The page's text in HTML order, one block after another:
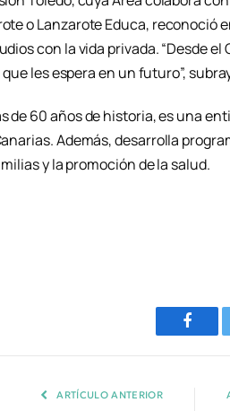
o Lanzarote Educa, reconoció
con la vida privada. “Desde
les espera en un futuro”,
de 60 años de historia, es una
Además, desarrolla
y la promoción de la salud.
ARTÍCULO ANTERIOR